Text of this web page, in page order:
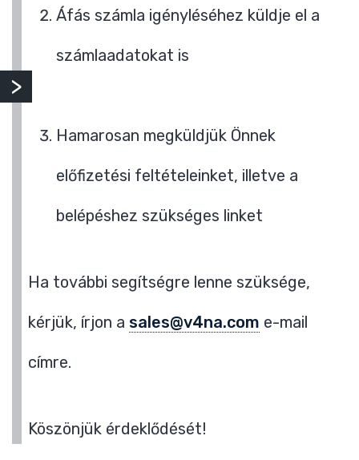
Áfás számla igényléséhez küldje el a
számlaadatokat is
Hamarosan megküldjük Önnek
előfizetési feltételeinket, illetve a
belépéshez szükséges linket
Ha további segítségre lenne szüksége,
kérjük, írjon a sales@v4na.com e-mail
címre.
Köszönjük érdeklődését!